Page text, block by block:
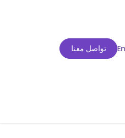
تواصل معنا